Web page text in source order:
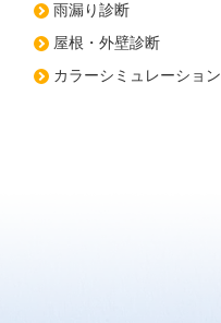
雨漏り診断
屋根・外壁診断
カラーシミュレーション